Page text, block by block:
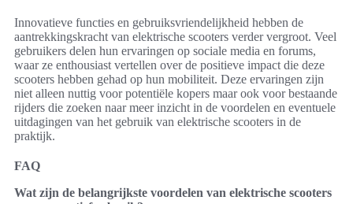
Innovatieve functies en gebruiksvriendelijkheid hebben de
aantrekkingskracht van elektrische scooters verder vergroot. Veel
gebruikers delen hun ervaringen op sociale media en forums,
waar ze enthousiast vertellen over de positieve impact die deze
scooters hebben gehad op hun mobiliteit. Deze ervaringen zijn
niet alleen nuttig voor potentiële kopers maar ook voor bestaande
rijders die zoeken naar meer inzicht in de voordelen en eventuele
uitdagingen van het gebruik van elektrische scooters in de
praktijk.
FAQ
Wat zijn de belangrijkste voordelen van elektrische scooters